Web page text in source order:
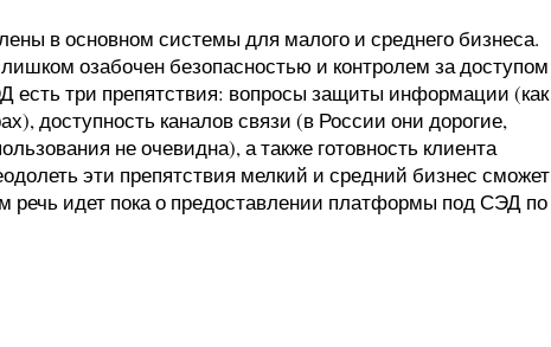
в основном системы для малого и среднего бизнеса.
озабочен безопасностью и контролем за доступом
есть три препятствия: вопросы защиты информации (как
доступность каналов связи (в России они дорогие,
не очевидна), а также готовность клиента
эти препятствия мелкий и средний бизнес сможет
речь идет пока о предоставлении платформы под СЭД по